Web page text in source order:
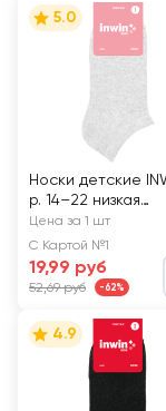
5.0
Носки детские
р. 14–22 низкая
посадка, цвет
меланж, Арт.
LG
Цена за 1 шт
С Картой №1
19,99 руб
52,69 руб -62%
4.9